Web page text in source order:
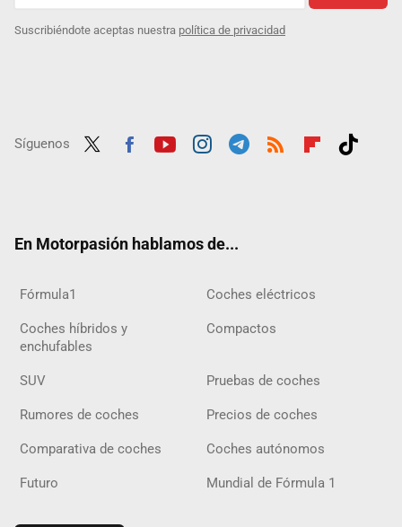
Suscribiéndote aceptas nuestra política de privacidad
Síguenos
En Motorpasión hablamos de...
Fórmula1 Coches eléctricos
Coches híbridos y
enchufables
Compactos
SUV Pruebas de coches
Rumores de coches Precios de coches
Comparativa de coches Coches autónomos
Futuro Mundial de Fórmula 1